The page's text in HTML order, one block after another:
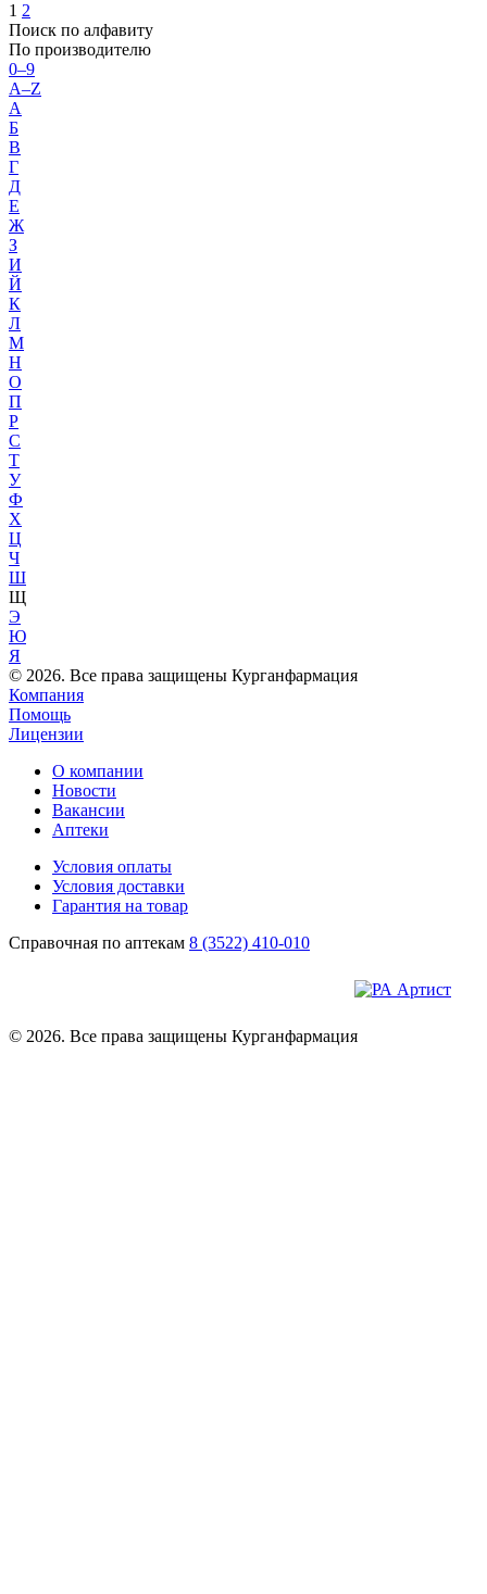
1 2
Поиск по алфавиту
По производителю
0–9
A–Z
А
Б
В
Г
Д
Е
Ж
З
И
Й
К
Л
М
Н
О
П
Р
С
Т
У
Ф
Х
Ц
Ч
Ш
Щ
Э
Ю
Я
© 2026. Все права защищены Курганфармация
Компания
Помощь
Лицензии
О компании
Новости
Вакансии
Аптеки
Условия оплаты
Условия доставки
Гарантия на товар
Справочная по аптекам 8 (3522) 410-010
© 2026. Все права защищены Курганфармация